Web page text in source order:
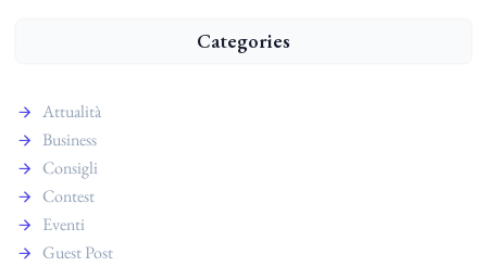
Categories
Attualità
Business
Consigli
Contest
Eventi
Guest Post